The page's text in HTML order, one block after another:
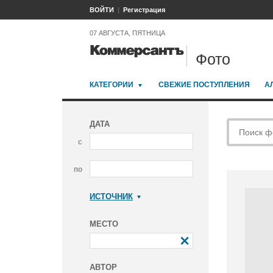
ВОЙТИ Регистрация
07 АВГУСТА, ПЯТНИЦА
Фото
КАТЕГОРИИ СВЕЖИЕ ПОСТУПЛЕНИЯ
ДАТА
с
по
ИСТОЧНИК
МЕСТО
АВТОР